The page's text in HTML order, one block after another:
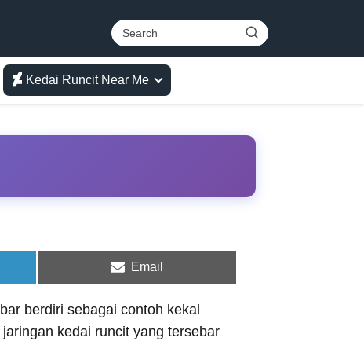
Kedai Runcit Near Me
Share
Email
berdiri sebagai contoh kekal
kedai runcit yang tersebar